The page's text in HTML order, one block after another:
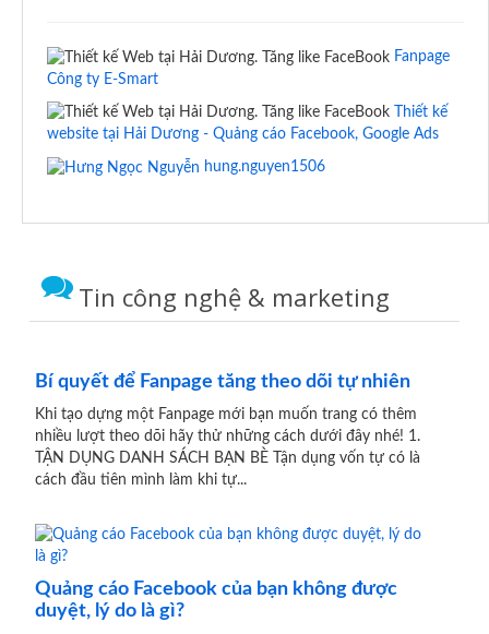
Fanpage
Công ty E-Smart
Thiết kế
website tại Hải Dương - Quảng cáo Facebook, Google Ads
hung.nguyen1506
Tin công nghệ & marketing
Bí quyết để Fanpage tăng theo dõi tự nhiên
Khi tạo dựng một Fanpage mới bạn muốn trang có thêm
nhiều lượt theo dõi hãy thử những cách dưới đây nhé! 1.
TẬN DỤNG DANH SÁCH BẠN BÈ Tận dụng vốn tự có là
cách đầu tiên mình làm khi tự...
Quảng cáo Facebook của bạn không được
duyệt, lý do là gì?